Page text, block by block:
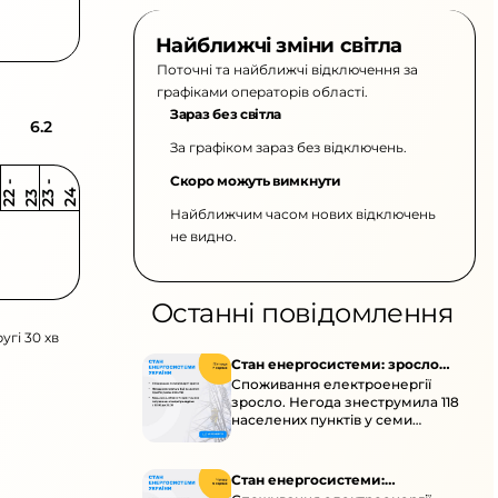
6.2
2 2
-
2 3 2 3
-
2 4
30 хв
Найближчі зміни світла
Поточні та найближчі відключення за
графіками операторів області.
Зараз без світла
За графіком зараз без відключень.
Скоро можуть вимкнути
Найближчим часом нових відключень
не видно.
Останні повідомлення
Стан енергосистеми: зросло
споживання через негоду
Споживання електроенергії
зросло. Негода знеструмила 118
населених пунктів у семи
областях. Обмежте
електроприладами 10:00–23:00.
Стан енергосистеми: